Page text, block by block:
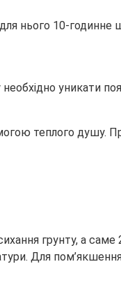
нього 10-годинне
уникати
теплого душу.
грунту, а
Для